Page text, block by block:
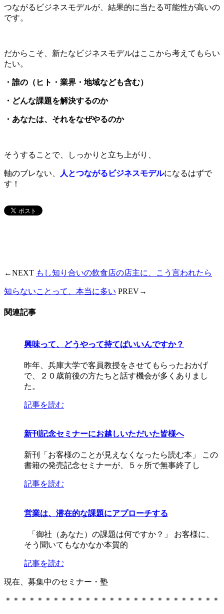
つながるビジネスモデルが、結果的に当たる可能性が高いの
です。
だからこそ、新たなビジネスモデルはここから考えてもらい
たい。
・誰の（ヒト・業界・地域なども含む）
・どんな課題を解決するのか
・あなたは、それをなぜやるのか
そうすることで、しっかりと立ち上がり、
軸のブレない、 人とつながるビジネスモデルになるはずで
す！
←NEXT もし知り合いの飲食店の店主に、こう言われたら
知らないことって、本当に多い PREV→
関連記事
興味って、どうやって持てばいいんですか？
昨年、兵庫大学で客員教授をさせてもらったおかげ
で、２０歳前後の方たちと話す機会が多くありまし
た。
記事を読む
新刊記念セミナーにお越しいただいた皆様へ
新刊「お客様のことが見えなくなったら読む本」 この
書籍の発売記念セミナーが、５ヶ所で無事終了し
記事を読む
営業は、潜在的な課題にアプローチする
「御社（あなた）の課題は何ですか？」 お客様に、
そう聞いてもなかなか本質的
記事を読む
現在、募集中のセミナー・塾
＊＊＊＊＊＊＊＊＊＊＊＊＊＊＊＊＊＊＊＊＊＊＊＊＊＊＊